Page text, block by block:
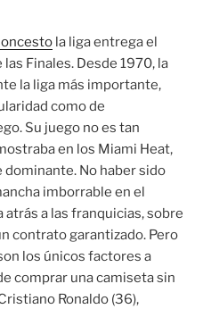
la liga entrega el
Finales. Desde 1970, la
la liga más importante,
como de
Su juego no es tan
en los Miami Heat,
No haber sido
imborrable en el
a las franquicias, sobre
contrato garantizado. Pero
los únicos factores a
comprar una camiseta sin
Ronaldo (36),